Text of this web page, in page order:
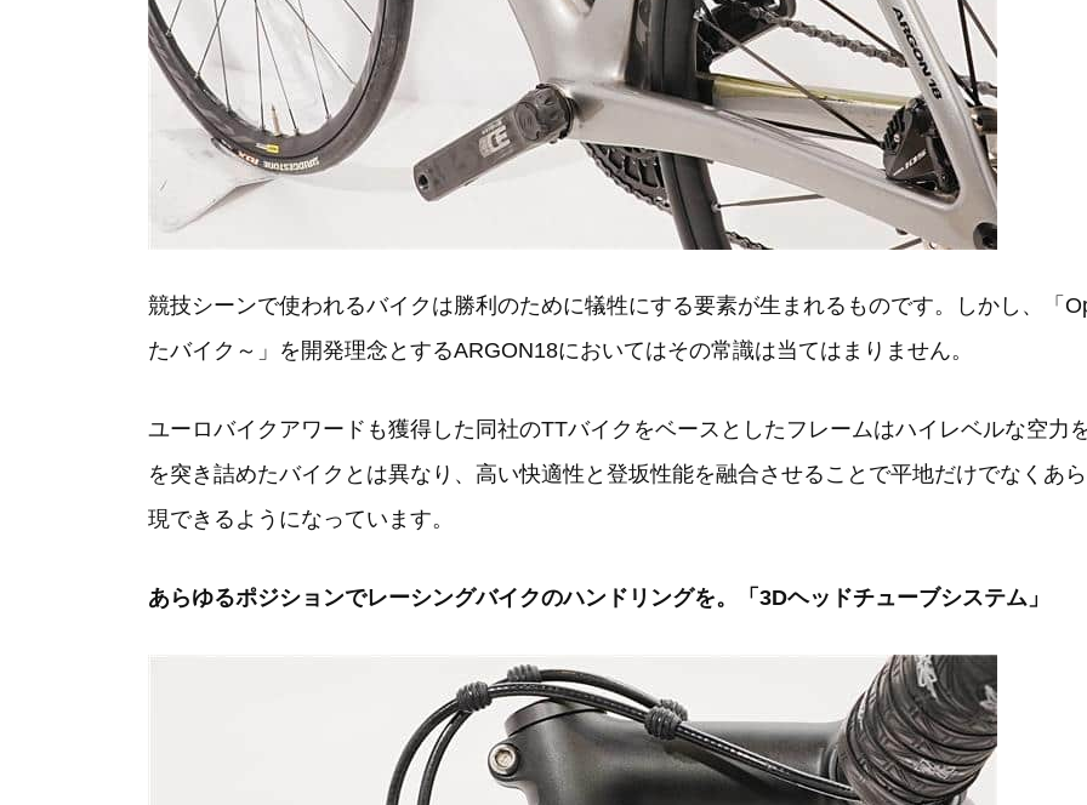
競技シーンで使われるバイクは勝利のために犠牲にする要素が生まれるものです。しかし、「
たバイク～」を開発理念とするARGON18においてはその常識は当てはまりません。
ユーロバイクアワードも獲得した同社のTTバイクをベースとしたフレームはハイレベルな空力
を突き詰めたバイクとは異なり、高い快適性と登坂性能を融合させることで平地だけでなくあ
現できるようになっています。
あらゆるポジションでレーシングバイクのハンドリングを。「3Dヘッドチューブシステム」